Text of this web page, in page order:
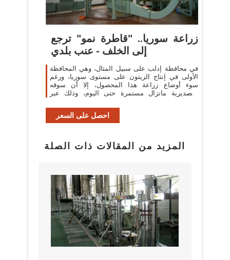
زراعة سوريا.. "قاطرة نمو" ترجع
إلى الخلف - عنب بلدي
في محافظة إدلب على سبيل المثال، وهي المحافظة
الأولى في إنتاج الزيتون على مستوى سوريا، ورغم
سوء أوضاع زراعة هذا المحصول، إلا أن سوقه
التصديرية ماتزال مستمرة حتى اليوم، وذلك عبر
احصل على السعر
المزيد من المقالات ذات الصلة